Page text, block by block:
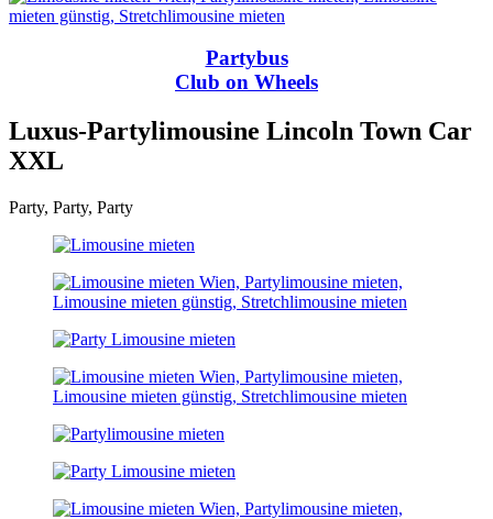
Partybus
Club on Wheels
Luxus-Partylimousine Lincoln Town Car
XXL
Party, Party, Party